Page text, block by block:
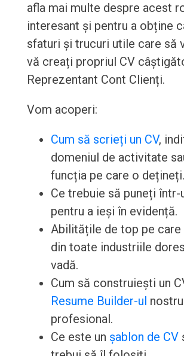
afla mai multe despre acest
interesant și pentru a obține
sfaturi și trucuri utile care să
vă creați propriul CV
Reprezentant Cont Clienți.
Vom acoperi:
Cum să scrieți un CV,
domeniul de activitate
funcția pe care o dețineți.
Ce trebuie să puneți într-
pentru a ieși în evidență.
Abilitățile de top pe care
din toate industriile
vadă.
Cum să construiești un
Resume Builder-ul nostru
profesional.
Ce este un șablon de CV